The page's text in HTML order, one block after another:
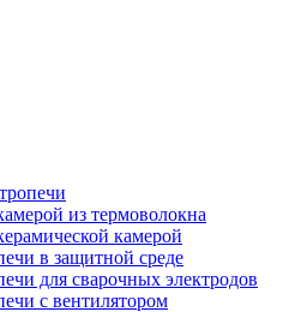
из термоволокна
камерой
в защитной среде
для cварочных электродов
с вентилятором